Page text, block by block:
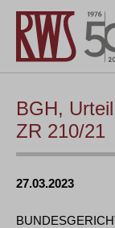
BGH,
ZR 210/21
27.03.2023